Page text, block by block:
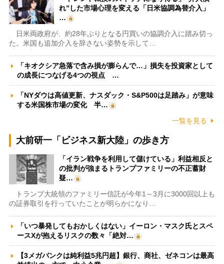
れ”した市場心理を変える「日米協調為替介入」
…
日米両政府が、約28年ぶりとなる円買いの協調介入に踏み切っ
た。米国も追加介入を辞さない姿勢を示して…
「キオクシア急落で含み損が膨らんで…」損失を投資家として
の成長につなげる4つの視点 …
「NYダウは高値更新、ナスダック・S&P500は足踏み」が意味
する米国株市場の変化 半…
一覧を見る
大前研一「ビジネス新大陸」の歩き方
「イラン戦争を利用して儲けている」利益相反と
の批判が強まるトランプファミリーの不正蓄財
疑…
トランプ大統領のファミリー信託が今年1～3月に3000回以上も
の証券取引を行っていたことが明らかになり…
「いつ暴発してもおかしくはない」イーロン・マスク氏とスペ
ースXが抱えるリスクの数々「絶対…
【3メガバンクは純利益5兆円超】銀行、商社、ゼネコンは最高